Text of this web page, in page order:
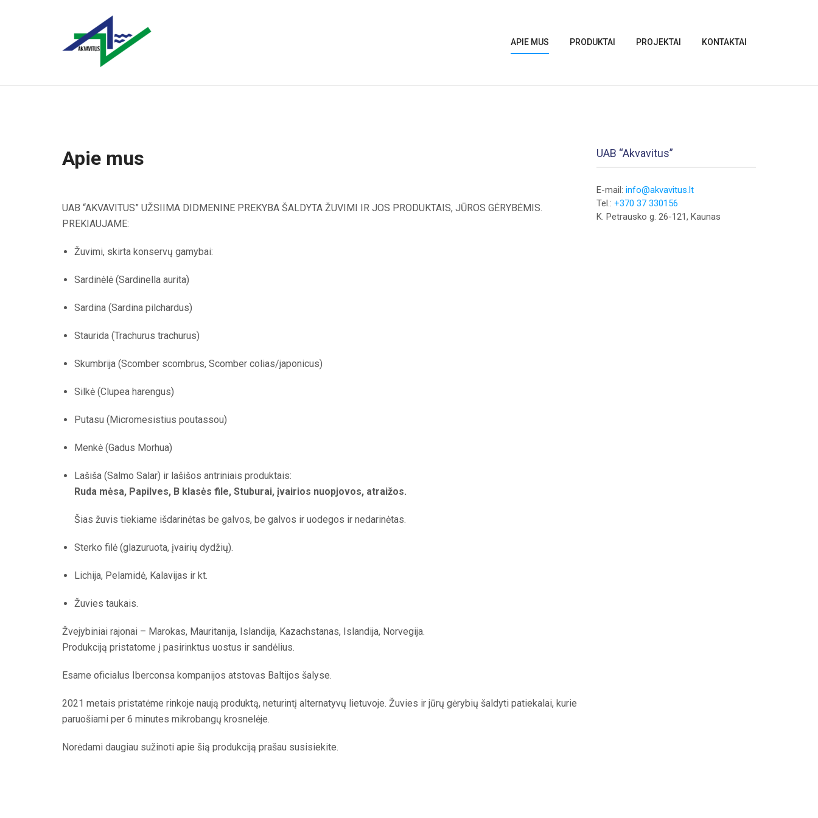
APIE MUS PRODUKTAI PROJEKTAI KONTAKTAI
Apie mus
UAB “AKVAVITUS” UŽSIIMA DIDMENINE PREKYBA ŠALDYTA ŽUVIMI IR JOS PRODUKTAIS, JŪROS GĖRYBĖMIS.
PREKIAUJAME:
Žuvimi, skirta konservų gamybai:
Sardinėlė (Sardinella aurita)
Sardina (Sardina pilchardus)
Staurida (Trachurus trachurus)
Skumbrija (Scomber scombrus, Scomber colias/japonicus)
Silkė (Clupea harengus)
Putasu (Micromesistius poutassou)
Menkė (Gadus Morhua)
Lašiša (Salmo Salar) ir lašišos antriniais produktais:
Ruda mėsa, Papilves, B klasės file, Stuburai, įvairios nuopjovos, atraižos.
Šias žuvis tiekiame išdarinėtas be galvos, be galvos ir uodegos ir nedarinėtas.
Sterko filė (glazuruota, įvairių dydžių).
Lichija, Pelamidė, Kalavijas ir kt.
Žuvies taukais.
Žvejybiniai rajonai – Marokas, Mauritanija, Islandija, Kazachstanas, Islandija, Norvegija.
Produkciją pristatome į pasirinktus uostus ir sandėlius.
Esame oficialus Iberconsa kompanijos atstovas Baltijos šalyse.
2021 metais pristatėme rinkoje naują produktą, neturintį alternatyvų lietuvoje. Žuvies ir jūrų gėrybių šaldyti patiekalai, kurie
paruošiami per 6 minutes mikrobangų krosnelėje.
Norėdami daugiau sužinoti apie šią produkciją prašau susisiekite.
UAB “Akvavitus”
E-mail: info@akvavitus.lt
Tel.: +370 37 330156
K. Petrausko g. 26-121, Kaunas